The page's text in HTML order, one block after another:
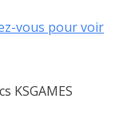
vous pour voir
KSGAMES